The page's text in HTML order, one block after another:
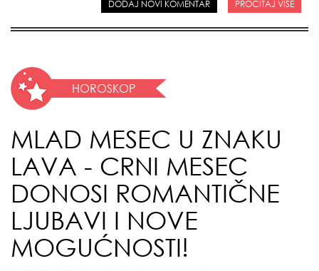
DODAJ NOVI KOMENTAR PROČITAJ VIŠE
HOROSKOP
MLAD MESEC U ZNAKU
LAVA - CRNI MESEC
DONOSI ROMANTIČNE
LJUBAVI I NOVE
MOGUĆNOSTI!